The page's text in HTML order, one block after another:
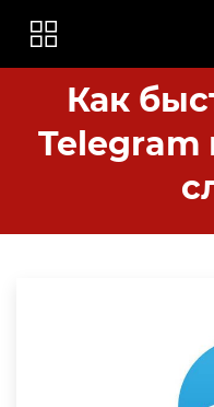
Как
Telegram